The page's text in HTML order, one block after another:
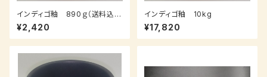
インディゴ釉 890ｇ（送料込
み：クロネコパケット、受注後、7
～14日後発送）
¥2,420
インディゴ釉 10kg
¥17,820